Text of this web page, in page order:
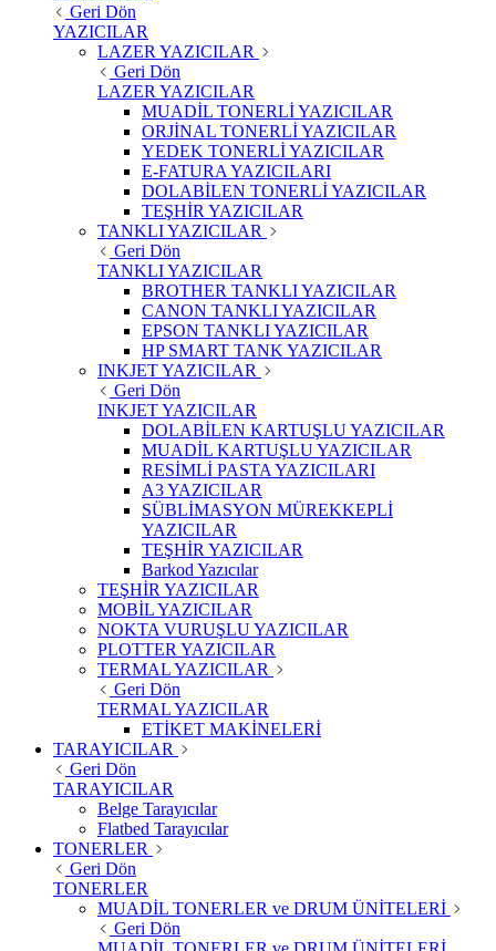
Geri Dön
YAZICILAR
LAZER YAZICILAR
Geri Dön
LAZER YAZICILAR
MUADİL TONERLİ YAZICILAR
ORJİNAL TONERLİ YAZICILAR
YEDEK TONERLİ YAZICILAR
E-FATURA YAZICILARI
DOLABİLEN TONERLİ YAZICILAR
TEŞHİR YAZICILAR
TANKLI YAZICILAR
Geri Dön
TANKLI YAZICILAR
BROTHER TANKLI YAZICILAR
CANON TANKLI YAZICILAR
EPSON TANKLI YAZICILAR
HP SMART TANK YAZICILAR
INKJET YAZICILAR
Geri Dön
INKJET YAZICILAR
DOLABİLEN KARTUŞLU YAZICILAR
MUADİL KARTUŞLU YAZICILAR
RESİMLİ PASTA YAZICILARI
A3 YAZICILAR
SÜBLİMASYON MÜREKKEPLİ
YAZICILAR
TEŞHİR YAZICILAR
Barkod Yazıcılar
TEŞHİR YAZICILAR
MOBİL YAZICILAR
NOKTA VURUŞLU YAZICILAR
PLOTTER YAZICILAR
TERMAL YAZICILAR
Geri Dön
TERMAL YAZICILAR
ETİKET MAKİNELERİ
TARAYICILAR
Geri Dön
TARAYICILAR
Belge Tarayıcılar
Flatbed Tarayıcılar
TONERLER
Geri Dön
TONERLER
MUADİL TONERLER ve DRUM ÜNİTELERİ
Geri Dön